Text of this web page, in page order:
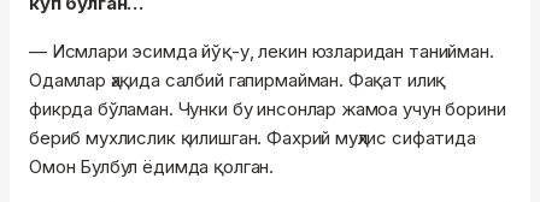
— Исмлари эсимда йўқ-у, лекин юзларидан танийман.
Одамлар ҳақида салбий гапирмайман. Фақат илиқ
фикрда бўламан. Чунки бу инсонлар жамоа учун борини
бериб мухлислик қилишган. Фахрий муҳлис сифатида
Омон Булбул ёдимда қолган.